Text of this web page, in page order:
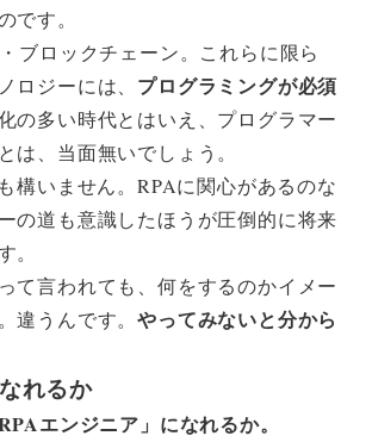
です。
ブロックチェーン。これらに限ら
ロジーには、 プログラミングが必須
の多い時代とはいえ、プログラマー
は、当面無いでしょう。
構いません。RPAに関心があるのな
の道も意識したほうが圧倒的に将来
。
て言われても、何をするのかイメー
違うんです。やってみないと分から
れるか
エンジニア」になれるか。